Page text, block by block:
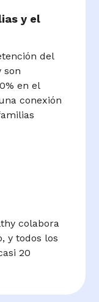
y el
del
son
en el
conexión
colabora
y todos los
20